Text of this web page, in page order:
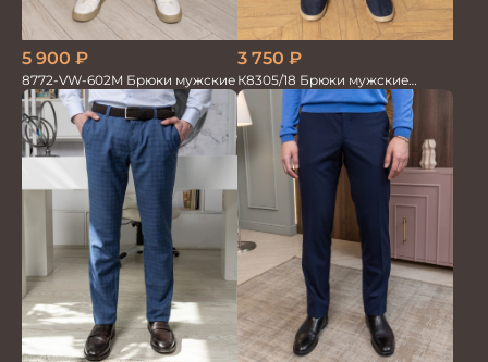
5 900 ₽
8772-VW-602M Брюки мужские
3 750 ₽
К8305/18 Брюки мужские
т.синие